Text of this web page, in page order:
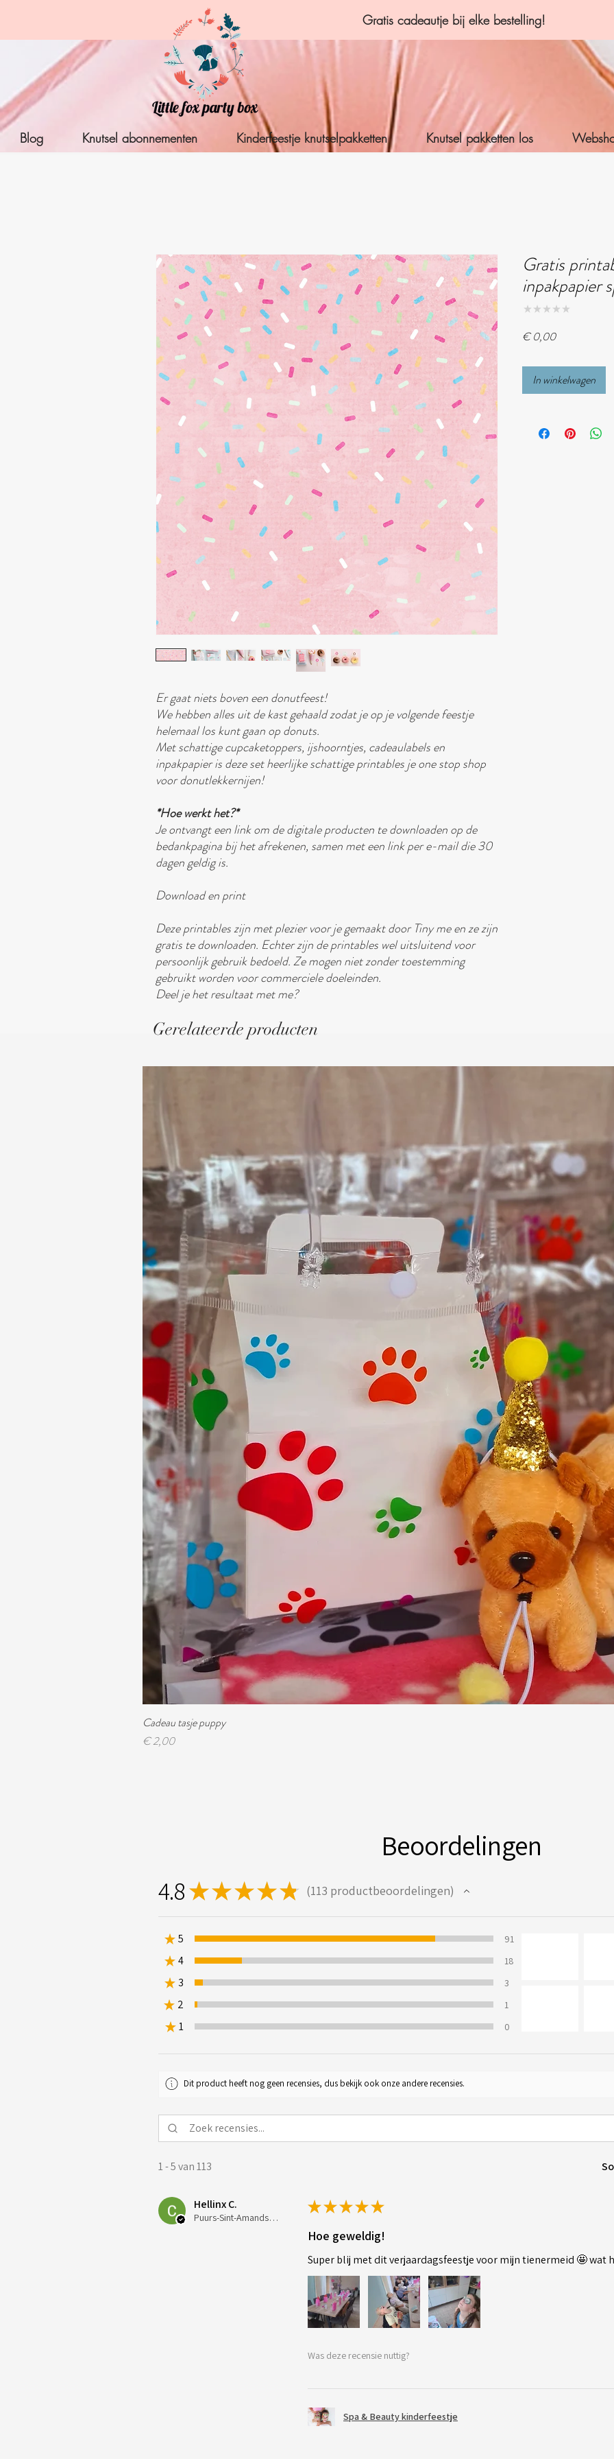
Gratis cadeautje bij elke bestelling!
Blog Knutsel abonnementen Kinderfeestje knutselpakketten Knutsel pakketten los
Er gaat niets boven een donutfeest!
We hebben alles uit de kast gehaald zodat je op je volgende feestje
helemaal los kunt gaan op donuts.
Met schattige cupcaketoppers, ijshoorntjes, cadeaulabels en
inpakpapier is deze set heerlijke schattige printables je one stop shop
voor donutlekkernijen!
*Hoe werkt het?*
Je ontvangt een link om de digitale producten te downloaden op de
bedankpagina bij het afrekenen, samen met een link per e-mail die 30
dagen geldig is.
Download en print
Deze printables zijn met plezier voor je gemaakt door Tiny me en ze zijn
gratis te downloaden. Echter zijn de printables wel uitsluitend voor
persoonlijk gebruik bedoeld. Ze mogen niet zonder toestemming
gebruikt worden voor commerciele doeleinden.
Deel je het resultaat met me?
Gratis
inpakpapier
★ ★ ★ ★ ★
€ 0,00Prijs
In winkelwagen
Gerelateerde producten
Cadeau tasje puppy
Prijs
€ 2,00
Beoordelingen
4.8★★★★★ 113 productbeoordelingen
113
★ 5 80.53097345132744%
91
★ 4 15.929203539823009% 18
★ 3 2.6548672566371683% 3
★ 2 0.8849557522123894% 1
★ 1 0% 0
Dit product heeft nog geen recensies, dus bekijk ook onze andere recensies.
1 - 5 van 113
Hellinx C.
Puurs-Sint-Amands, Belgium
★★★★★
Hoe geweldig!
Super blij met dit verjaardagsfeestje voor mijn tienermeid 🤩 wat
Was deze recensie nuttig?
Spa & Beauty kinderfeestje